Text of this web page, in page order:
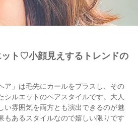
ット♡小顔見えするトレンドの
ア」は毛先にカールをプラスし、その
シルエットのヘアスタイルです。大人
い雰囲気を両方とも演出できるのが魅
あるスタイルなので嬉しい限りです